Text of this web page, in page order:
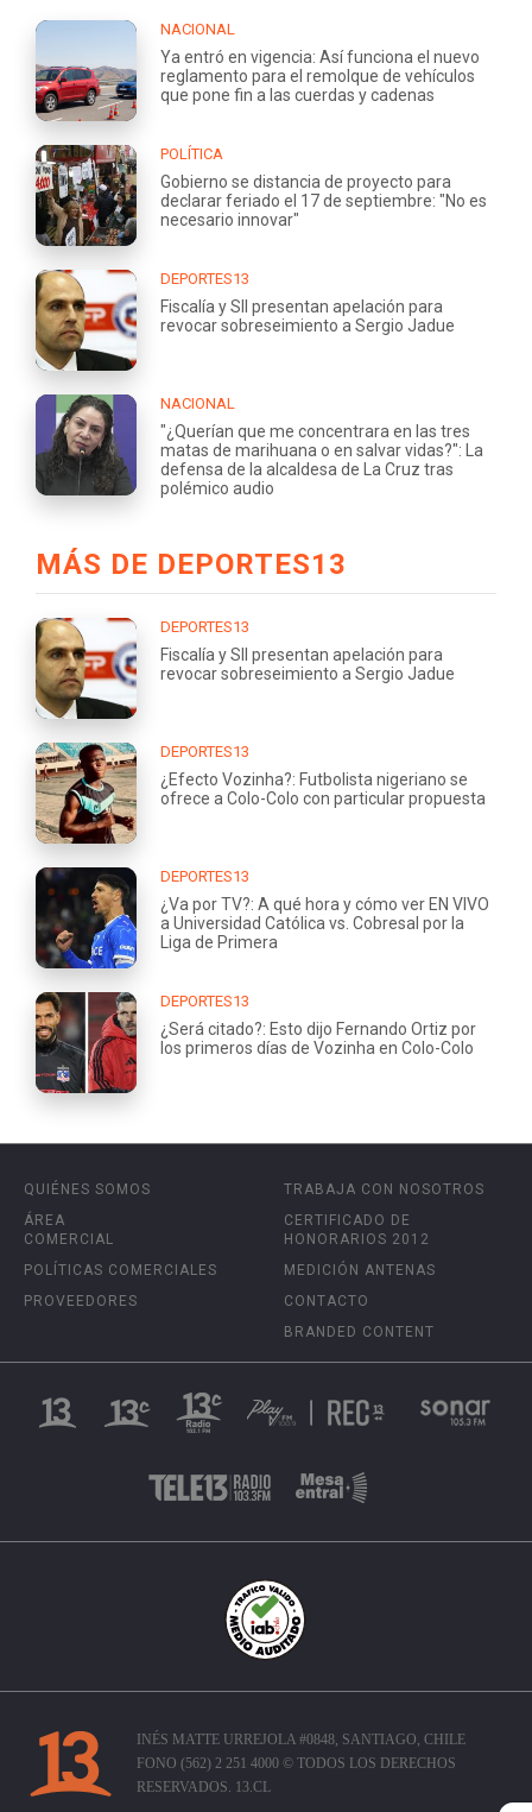
NACIONAL
Ya entró en vigencia: Así funciona el nuevo
reglamento para el remolque de vehículos
que pone fin a las cuerdas y cadenas
POLÍTICA
Gobierno se distancia de proyecto para
declarar feriado el 17 de septiembre: "No es
necesario innovar"
DEPORTES13
Fiscalía y SII presentan apelación para
revocar sobreseimiento a Sergio Jadue
NACIONAL
"¿Querían que me concentrara en las tres
matas de marihuana o en salvar vidas?": La
defensa de la alcaldesa de La Cruz tras
polémico audio
MÁS DE DEPORTES13
DEPORTES13
Fiscalía y SII presentan apelación para
revocar sobreseimiento a Sergio Jadue
DEPORTES13
¿Efecto Vozinha?: Futbolista nigeriano se
ofrece a Colo-Colo con particular propuesta
DEPORTES13
¿Va por TV?: A qué hora y cómo ver EN VIVO
a Universidad Católica vs. Cobresal por la
Liga de Primera
DEPORTES13
¿Será citado?: Esto dijo Fernando Ortiz por
los primeros días de Vozinha en Colo-Colo
QUIÉNES SOMOS
ÁREA
COMERCIAL
POLÍTICAS COMERCIALES
PROVEEDORES
TRABAJA CON NOSOTROS
CERTIFICADO DE
HONORARIOS 2012
MEDICIÓN ANTENAS
CONTACTO
BRANDED CONTENT
INÉS MATTE URREJOLA #0848, SANTIAGO, CHILE
FONO (562) 2 251 4000 © TODOS LOS DERECHOS
RESERVADOS. 13.CL